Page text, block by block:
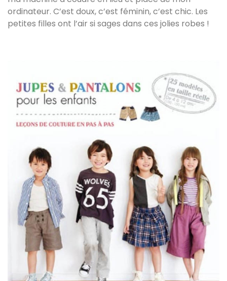
ordinateur. C’est doux, c’est féminin, c’est chic. Les
petites filles ont l’air si sages dans ces jolies robes !